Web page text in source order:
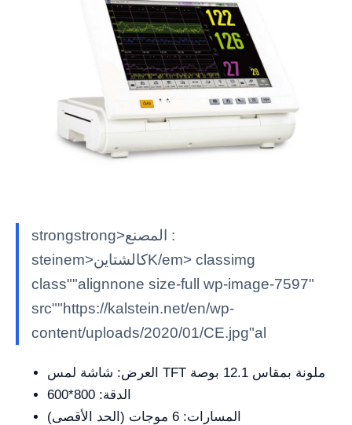
strongstrong>المصنع :
steinem>كالشتاينK/em> classimg
class""alignnone size-full wp-image-7597"
src""https://kalstein.net/en/wp-
content/uploads/2020/01/CE.jpg"al
العرض: شاشة لمس TFT ملونة بمقاس 12.1 بوصة
الدقة: 800*600
المسارات: 6 موجات (الحد الأقصى)